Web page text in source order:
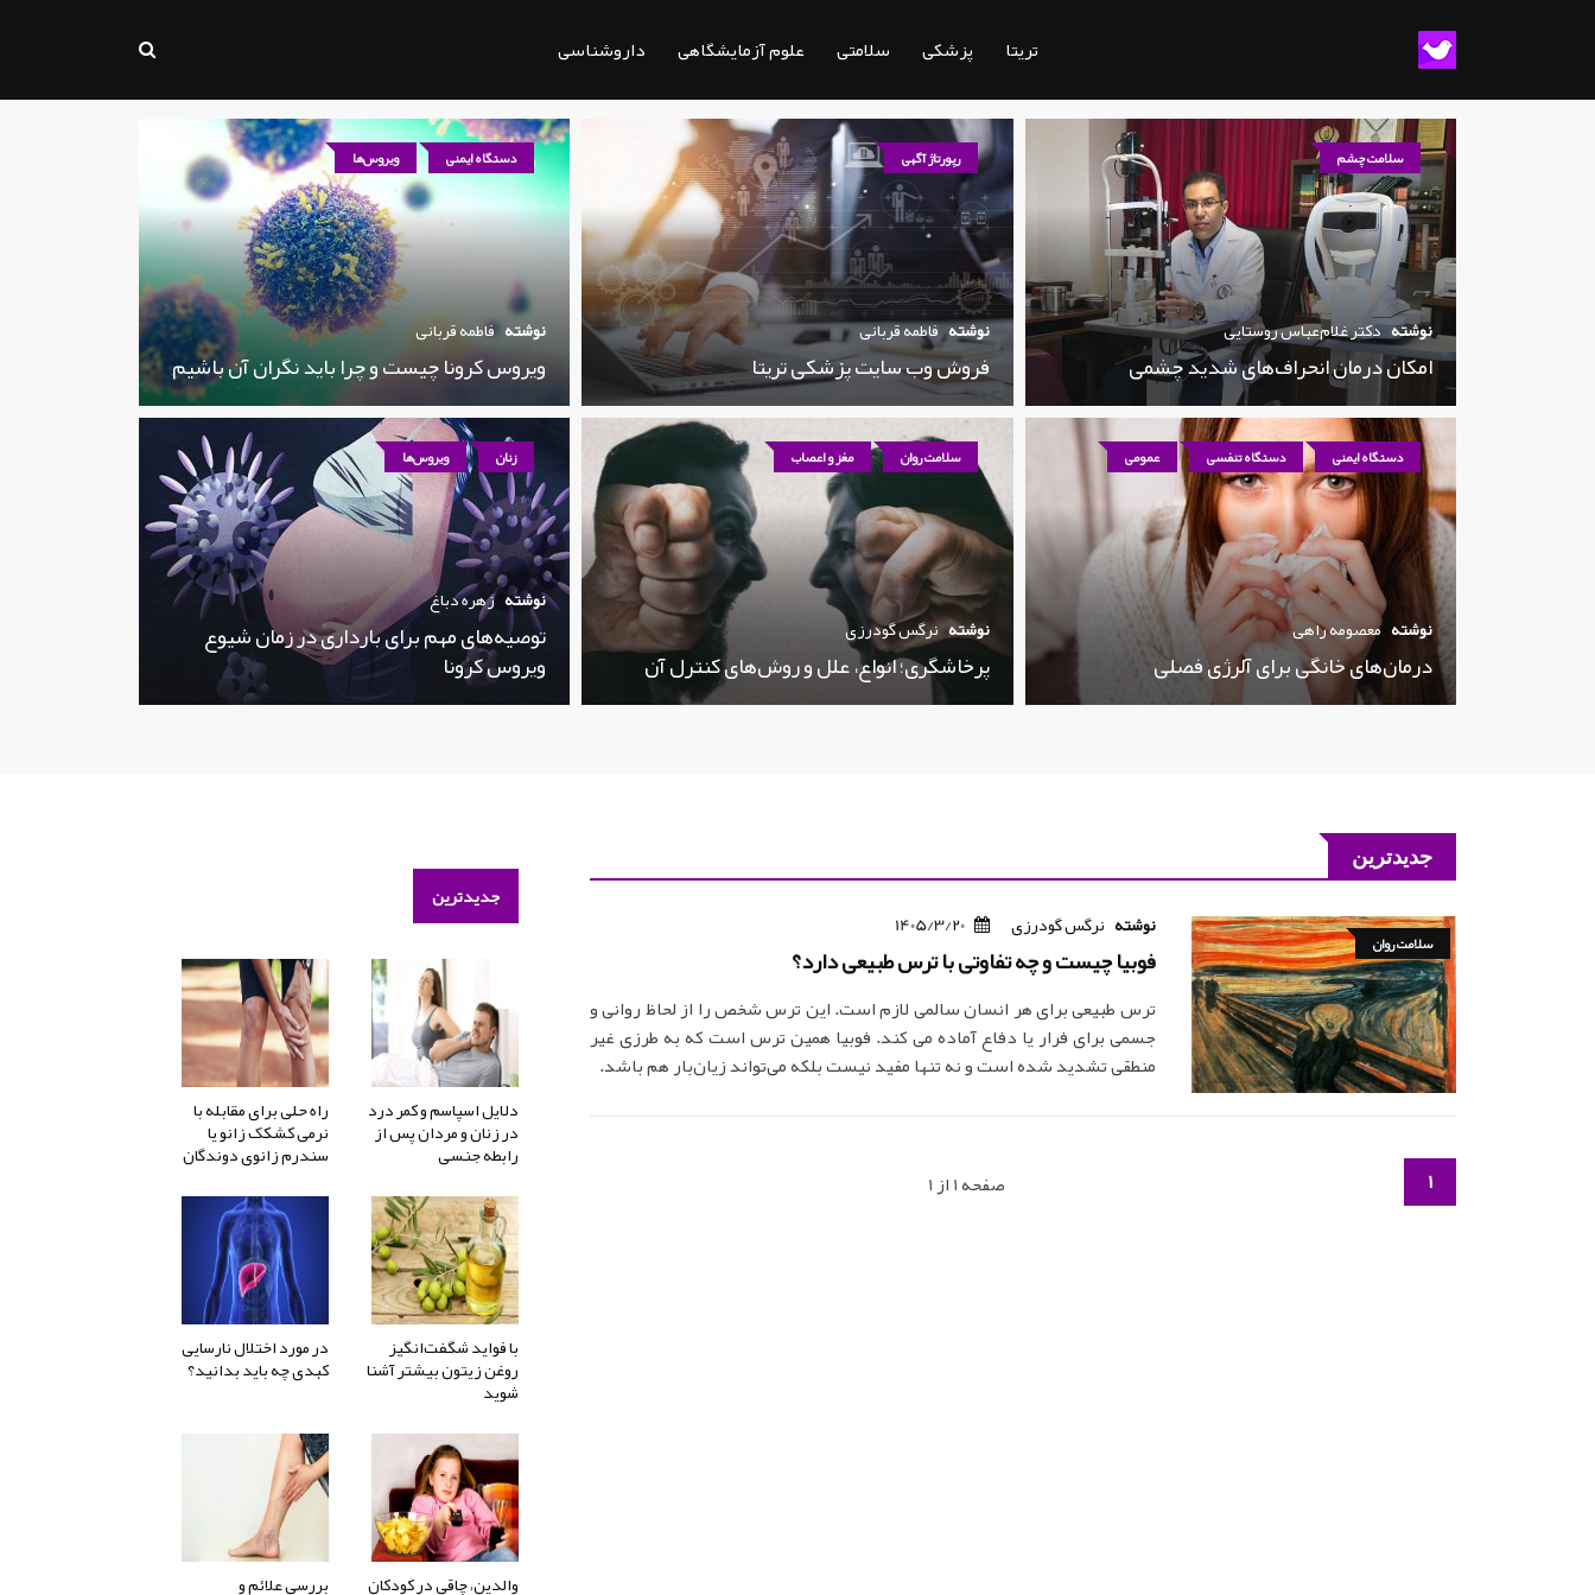
تریتا پزشکی سلامتی علوم آزمایشگاهی داروشناسی
سلامت چشم
نوشته دکتر غلام‌عباس روستایی
امکان درمان انحراف‌های شدید چشمی
رپورتاژ آگهی
نوشته فاطمه قربانی
فروش وب سایت پزشکی تریتا
دستگاه ایمنی ویروس‌ها
نوشته فاطمه قربانی
ویروس کرونا چیست و چرا باید نگران آن باشیم
دستگاه ایمنی دستگاه تنفسی عمومی
نوشته معصومه راهی
درمان‌های خانگی برای آلرژی فصلی
سلامت روان مغز و اعصاب
نوشته نرگس گودرزی
پرخاشگری؛ انواع، علل و روش‌های کنترل آن
زنان ویروس‌ها
نوشته زهره دباغ
توصیه‌های مهم برای بارداری در زمان شیوع
ویروس کرونا
جدیدترین
سلامت روان
نوشته نرگس گودرزی 1405/3/20
فوبیا چیست و‌ چه تفاوتی با ترس طبیعی دارد؟
ترس طبیعی برای هر انسان سالمی لازم است. این ترس شخص را از لحاظ روانی و
جسمی برای فرار یا دفاع آماده می‌ کند. فوبیا همین ترس است که به طرزی غیر
منطقی تشدید شده است و نه تنها مفید نیست بلکه می‌تواند زیان‌بار هم باشد.
1 صفحه 1 از 1
جدیدترین
دلایل اسپاسم و کمر درد
در زنان و مردان پس از
رابطه جنسی
راه حلی برای مقابله با
نرمی کشکک زانو یا
سندرم زانوی دوندگان
با فواید شگفت‌انگیز
روغن زیتون بیشتر آشنا
شوید
در مورد اختلال نارسایی
کبدی چه باید بدانید؟
والدین، چاقی در کودکان بررسی علائم و